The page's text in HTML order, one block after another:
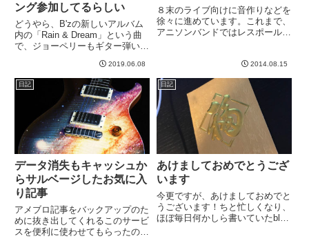
ング参加してるらしい
どうやら、B'zの新しいアルバム
内の「Rain & Dream」という曲
で、ジョーペリーもギター弾いて
ね。ジョーがギター弾くからには
ちょっとブルージーなロックだっ
たりするのでしょうか＾＾もう発
売されてるっぽいけ...
2019.06.08
８末のライブ向けに音作りなどを
徐々に進めています。これまで、
アニソンバンドではレスポール、
あ大分適当に弾くようになったり
忘れてるところがあるので、これ
を機にタブとか見直したり、原
曲...
2014.08.15
日記
データ消失もキャッシュか
らサルベージしたお気に入
り記事
アメブロ記事をバックアップのた
めに抜き出してくれるこのサービ
スを便利に使わせてもらったので
日記
あけましておめでとうござ
います
今更ですが、あけましておめでと
うございます！ちと忙しくなり、
ほぼ毎日何かしら書いていたblog